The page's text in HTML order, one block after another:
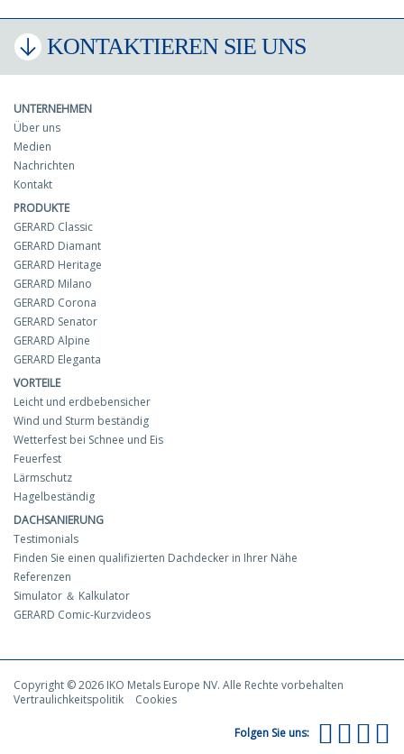
KONTAKTIEREN SIE UNS
UNTERNEHMEN
Über uns
Medien
Nachrichten
Kontakt
PRODUKTE
GERARD Classic
GERARD Diamant
GERARD Heritage
GERARD Milano
GERARD Corona
GERARD Senator
GERARD Alpine
GERARD Eleganta
VORTEILE
Leicht und erdbebensicher
Wind und Sturm beständig
Wetterfest bei Schnee und Eis
Feuerfest
Lärmschutz
Hagelbeständig
DACHSANIERUNG
Testimonials
Finden Sie einen qualifizierten Dachdecker in Ihrer Nähe
Referenzen
Simulator ＆ Kalkulator
GERARD Comic-Kurzvideos
Copyright © 2026 IKO Metals Europe NV. Alle Rechte vorbehalten
Vertraulichkeitspolitik
Cookies
Folgen Sie uns: